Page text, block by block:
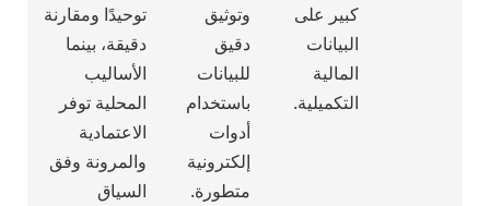
كبير على
البيانات
المالية
التكميلية.
وتوثيق
دقيق
للبيانات
باستخدام
أدوات
إلكترونية
متطورة.
توحيدًا ومقارنة
دقيقة، بينما
الأساليب
المحلية توفر
الاعتمادية
والمرونة وفق
السياق